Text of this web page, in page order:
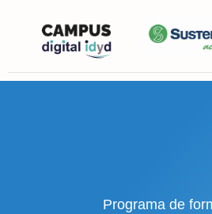
Programa de